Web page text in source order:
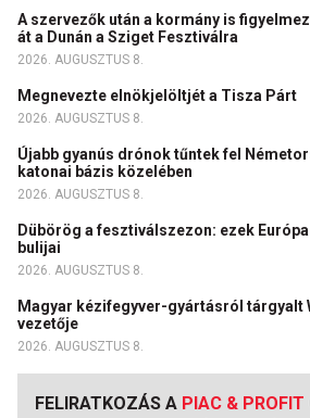
A szervezők után a kormány is
át a Dunán a Sziget Fesztiválra
2026. AUGUSZTUS 8.
Megnevezte elnökjelöltjét a Tisza Párt
2026. AUGUSZTUS 8.
Újabb gyanús drónok tűntek fel
katonai bázis közelében
2026. AUGUSZTUS 8.
Dübörög a fesztiválszezon: ezek
bulijai
2026. AUGUSZTUS 8.
Magyar kézifegyver-gyártásról tárgyalt
vezetője
2026. AUGUSZTUS 8.
FELIRATKOZÁS A PIAC & PROFIT